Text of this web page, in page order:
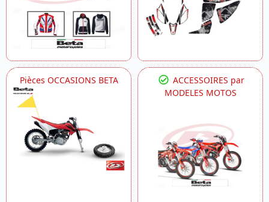
Pièces OCCASIONS BETA
ACCESSOIRES par
MODELES MOTOS